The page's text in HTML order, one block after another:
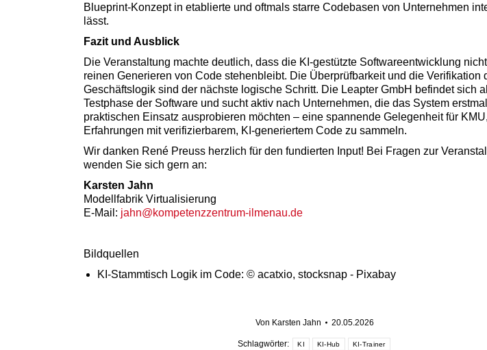
Blueprint-Konzept in etablierte und oftmals starre Codebasen von Unternehmen
lässt.
Fazit und Ausblick
Die Veranstaltung machte deutlich, dass die KI-gestützte Softwareentwicklung
reinen Generieren von Code stehenbleibt. Die Überprüfbarkeit und die Verifikation
Geschäftslogik sind der nächste logische Schritt. Die Leapter GmbH befindet sich
Testphase der Software und sucht aktiv nach Unternehmen, die das System
praktischen Einsatz ausprobieren möchten – eine spannende Gelegenheit für
Erfahrungen mit verifizierbarem, KI-generiertem Code zu sammeln.
Wir danken René Preuss herzlich für den fundierten Input! Bei Fragen zur
wenden Sie sich gern an:
Karsten Jahn
Modellfabrik Virtualisierung
E-Mail: jahn@kompetenzzentrum-ilmenau.de
Bildquellen
KI-Stammtisch Logik im Code: © acatxio, stocksnap - Pixabay
Von Karsten Jahn 20.05.2026
Schlagwörter: KI KI-Hub KI-Trainer